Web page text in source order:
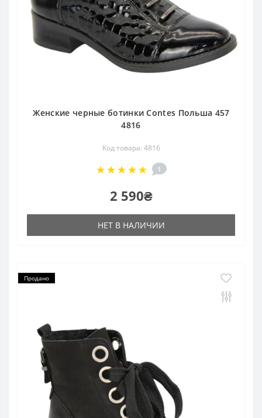
Женские черные ботинки Contes Польша 457
4816
Код товара: 4816
1
2 590₴
НЕТ В НАЛИЧИИ
Продано